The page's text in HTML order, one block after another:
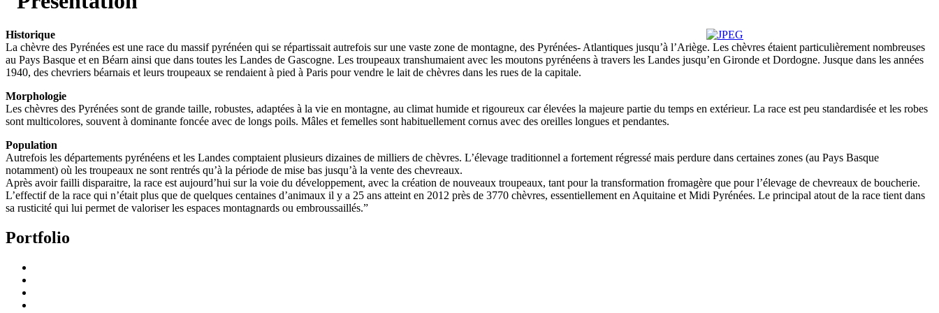
Historique
La chèvre des Pyrénées est une race du massif pyrénéen qui se répartissait autrefois sur une vaste zone de montagne, des Pyrénées- Atlantiques jusqu’à l’Ariège. Les chèvres étaient particulièrement nombreuses
au Pays Basque et en Béarn ainsi que dans toutes les Landes de Gascogne. Les troupeaux transhumaient avec les moutons pyrénéens à travers les Landes jusqu’en Gironde et Dordogne. Jusque dans les années
1940, des chevriers béarnais et leurs troupeaux se rendaient à pied à Paris pour vendre le lait de chèvres dans les rues de la capitale.
Morphologie
Les chèvres des Pyrénées sont de grande taille, robustes, adaptées à la vie en montagne, au climat humide et rigoureux car élevées la majeure partie du temps en extérieur. La race est peu standardisée et les robes
sont multicolores, souvent à dominante foncée avec de longs poils. Mâles et femelles sont habituellement cornus avec des oreilles longues et pendantes.
Population
Autrefois les départements pyrénéens et les Landes comptaient plusieurs dizaines de milliers de chèvres. L’élevage traditionnel a fortement régressé mais perdure dans certaines zones (au Pays Basque
notamment) où les troupeaux ne sont rentrés qu’à la période de mise bas jusqu’à la vente des chevreaux.
Après avoir failli disparaitre, la race est aujourd’hui sur la voie du développement, avec la création de nouveaux troupeaux, tant pour la transformation fromagère que pour l’élevage de chevreaux de boucherie.
L’effectif de la race qui n’était plus que de quelques centaines d’animaux il y a 25 ans atteint en 2012 près de 3770 chèvres, essentiellement en Aquitaine et Midi Pyrénées. Le principal atout de la race tient dans
sa rusticité qui lui permet de valoriser les espaces montagnards ou embroussaillés.”
Portfolio